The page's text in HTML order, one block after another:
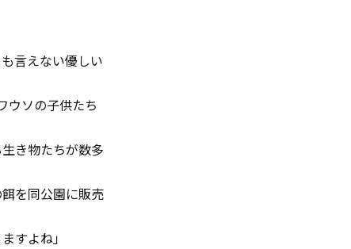
言えない優しい
ウソの子供たち
き物たちが数多
を同公園に販売
すよね」